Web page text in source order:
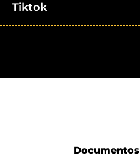
Tiktok
Documentos